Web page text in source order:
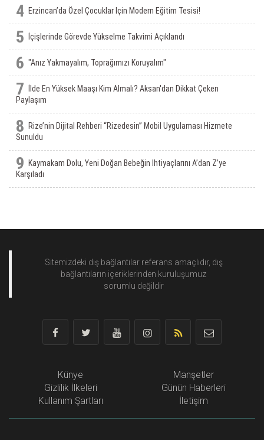
4 Erzincan’da Özel Çocuklar Için Modern Eğitim Tesisi!
5 İçişlerinde Görevde Yükselme Takvimi Açıklandı
6 "Anız Yakmayalım, Toprağımızı Koruyalım"
7
İlde En Yüksek Maaşı Kim Almalı? Aksan'dan Dikkat Çeken
Paylaşım
8
Rize’nin Dijital Rehberi “Rizedesin” Mobil Uygulaması Hizmete
Sunuldu
9
Kaymakam Dolu, Yeni Doğan Bebeğin Ihtiyaçlarını A’dan Z’ye
Karşıladı
Sitemizdeki dış bağlantılar referans amaçlıdır, dış
bağlantıların içeriklerinden kuruluşumuz
sorumlu değildir
Künye
Gizlilik İlkeleri
Kullanım Şartları
Manşetler
Günün Haberleri
İletişim